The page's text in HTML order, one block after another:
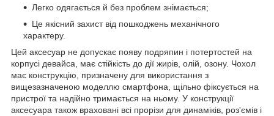
Легко одягається й без проблем знімається;
Це якісний захист від пошкоджень механічного
характеру.
Цей аксесуар не допускає появу подряпин і потертостей на
корпусі девайса, має стійкість до дії жирів, олій, озону. Чохол
має конструкцію, призначену для використання з
вищезазначеною моделлю смартфона, щільно фіксується на
пристрої та надійно тримається на ньому. У конструкції
аксесуара також враховані всі прорізи для динаміків, роз'ємів і